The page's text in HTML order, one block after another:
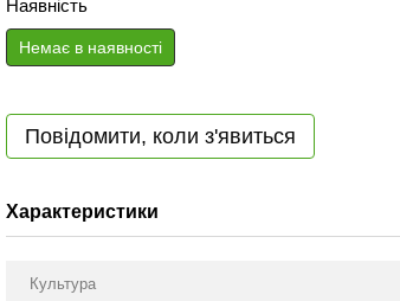
Наявність
Немає в наявності
Повідомити, коли з'явиться
Характеристики
Культура